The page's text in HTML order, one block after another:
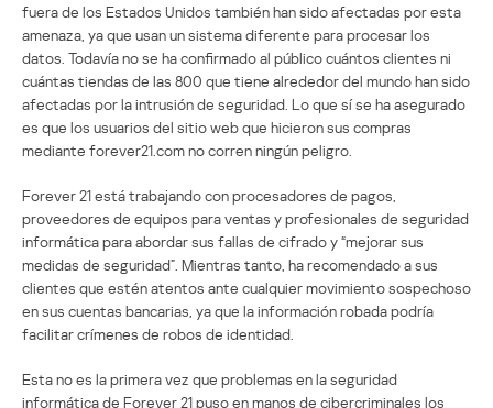
fuera de los Estados Unidos también han sido afectadas por esta
amenaza, ya que usan un sistema diferente para procesar los
datos. Todavía no se ha confirmado al público cuántos clientes ni
cuántas tiendas de las 800 que tiene alrededor del mundo han sido
afectadas por la intrusión de seguridad. Lo que sí se ha asegurado
es que los usuarios del sitio web que hicieron sus compras
mediante forever21.com no corren ningún peligro.
Forever 21 está trabajando con procesadores de pagos,
proveedores de equipos para ventas y profesionales de seguridad
informática para abordar sus fallas de cifrado y “mejorar sus
medidas de seguridad”. Mientras tanto, ha recomendado a sus
clientes que estén atentos ante cualquier movimiento sospechoso
en sus cuentas bancarias, ya que la información robada podría
facilitar crímenes de robos de identidad.
Esta no es la primera vez que problemas en la seguridad
informática de Forever 21 puso en manos de cibercriminales los